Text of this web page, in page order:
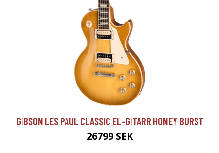
GIBSON LES PAUL CLASSIC EL-GITARR HONEY BURST
26799 SEK